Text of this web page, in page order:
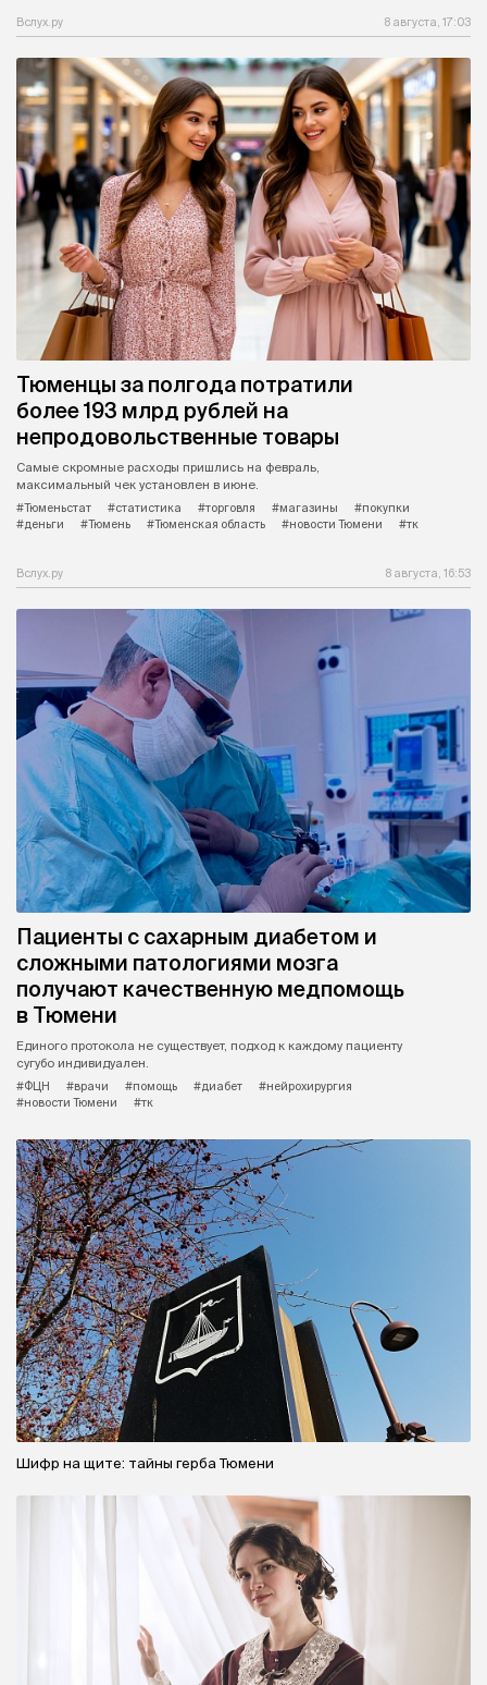
Вслух.ру 8 августа, 17:03
Тюменцы за полгода потратили
более 193 млрд рублей на
непродовольственные товары
Самые скромные расходы пришлись на февраль,
максимальный чек установлен в июне.
#Тюменьстат
#статистика #торговля #магазины
#покупки
#деньги
#Тюмень #Тюменская область #новости Тюмени #тк
Вслух.ру 8 августа, 16:53
Пациенты с сахарным диабетом и
сложными патологиями мозга
получают качественную медпомощь
в Тюмени
Единого протокола не существует, подход к каждому пациенту
сугубо индивидуален.
#ФЦН
#врачи #помощь #диабет
#нейрохирургия
#новости Тюмени
#тк
Шифр на щите: тайны герба Тюмени